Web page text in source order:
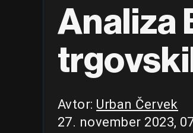
Analiza
Avtor: Urban Červek
27. november 2023,